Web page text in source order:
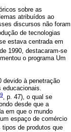
sobre as
atribuídos ao
discursos não foram
de tecnologias
estava centrada em
1990, destacaram-se
o programa Um
devido à penetração
, p. 47), o qual se
desde que a
em que o mundo
espaço de comércio
de produtos que